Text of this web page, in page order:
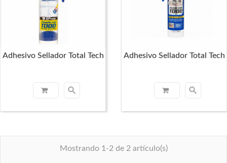
Adhesivo Sellador Total Tech
search
Adhesivo Sellador Total Tech
search
Mostrando 1-2 de 2 artículo(s)